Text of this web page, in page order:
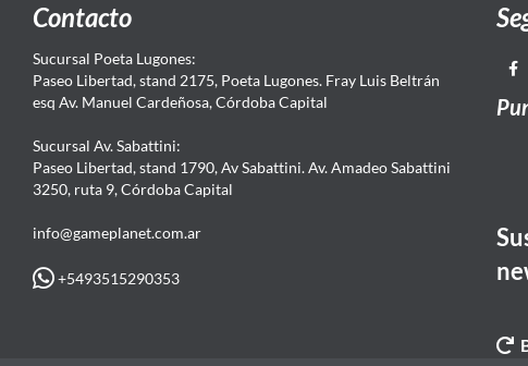
Contacto
Sucursal Poeta Lugones:
Paseo Libertad, stand 2175, Poeta Lugones. Fray Luis Beltrán
esq Av. Manuel Cardeñosa, Córdoba Capital
Sucursal Av. Sabattini:
Paseo Libertad, stand 1790, Av Sabattini. Av. Amadeo Sabattini
3250, ruta 9, Córdoba Capital
info@gameplanet.com.ar
+5493515290353